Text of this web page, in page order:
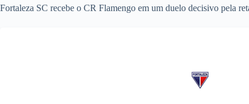
Fortaleza SC recebe o CR Flamengo em um duelo decisivo pela